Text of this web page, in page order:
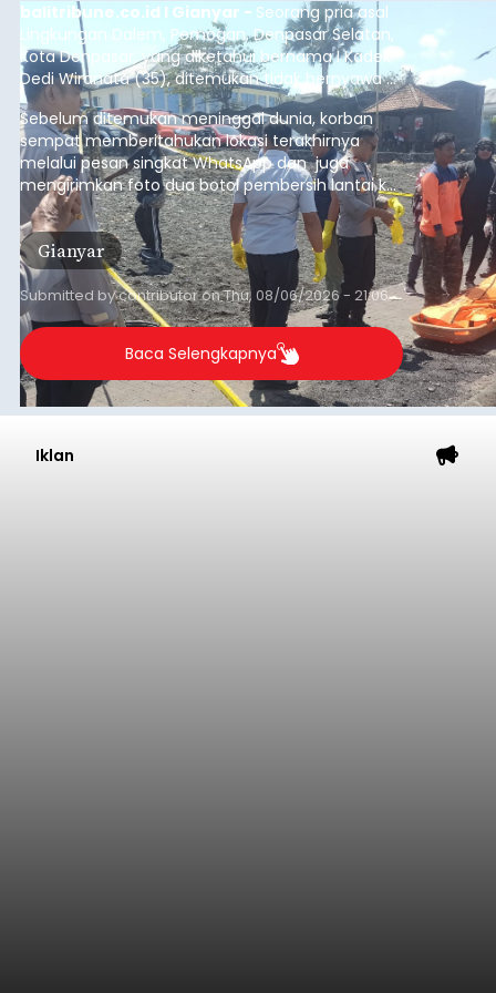
balitribune.co.id I Gianyar - Seorang pria asal
Lingkungan Dalem, Pemogan, Denpasar Selatan,
Kota Denpasar, yang diketahui bernama I Kadek
Dedi Wiranata (35), ditemukan tidak bernyawa di
pesisir Pantai Purnama, Sukawati.
Sebelum ditemukan meninggal dunia, korban
sempat memberitahukan lokasi terakhirnya
melalui pesan singkat WhatsApp dan juga
mengirimkan foto dua botol pembersih lantai ke
istrinya.
Gianyar
Submitted bycontributoronThu, 08/06/2026 - 21:06
Baca Selengkapnya
Iklan